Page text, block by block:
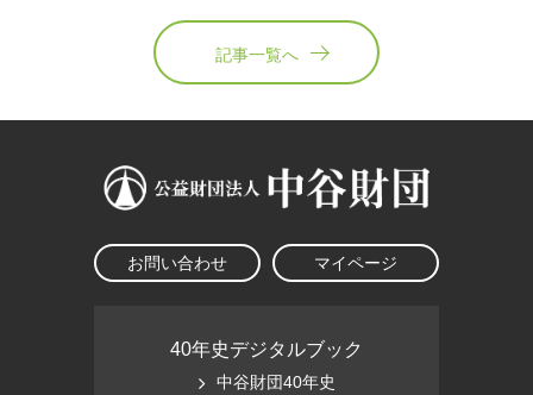
記事一覧へ
お問い合わせ マイページ
40年史デジタルブック
中谷財団40年史